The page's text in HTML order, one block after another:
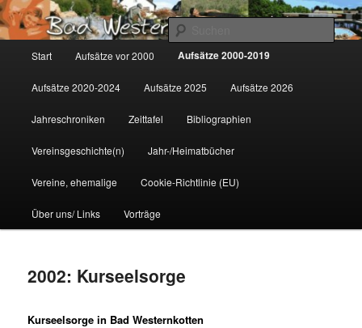
Zum
primären
Inhalt
springen
Gemeinsam für Bad Westernkotten
Start Aufsätze vor 2000 Aufsätze 2000-2019
Aufsätze 2020-2024 Aufsätze 2025 Aufsätze 2026
Jahreschroniken Zeittafel Bibliographien
Vereinsgeschichte(n) Jahr-/Heimatbücher
Vereine, ehemalige Cookie-Richtlinie (EU)
Über uns/ Links Vorträge
2002: Kurseelsorge
Kurseelsorge in Bad Westernkotten